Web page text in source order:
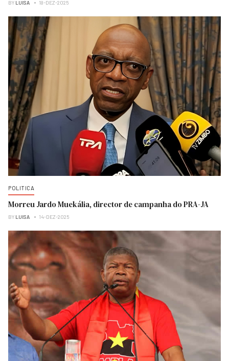
BY LUISA 18-DEZ-2025
POLITICA
Morreu Jardo Muekália, director de campanha do PRA-JA
BY LUISA 14-DEZ-2025